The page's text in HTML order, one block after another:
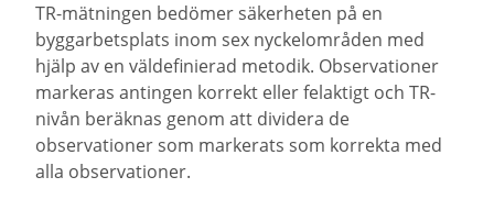
TR-mätningen bedömer säkerheten på en
byggarbetsplats inom sex nyckelområden med
hjälp av en väldefinierad metodik. Observationer
markeras antingen korrekt eller felaktigt och TR-
nivån beräknas genom att dividera de
observationer som markerats som korrekta med
alla observationer.